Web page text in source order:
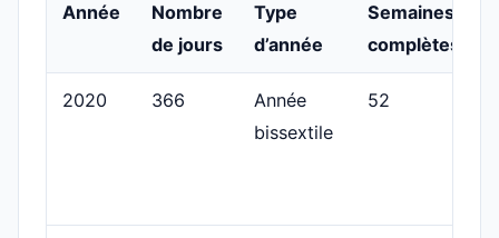
Année
Nombre
de jours
Type
d’année
Semaines
complètes
2020 366
Année
bissextile
52